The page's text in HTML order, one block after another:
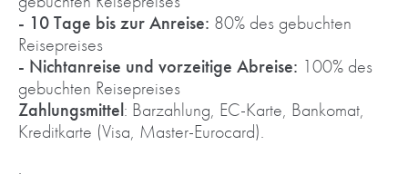
- 10 Tage bis zur Anreise: 80% des gebuchten
Reisepreises
- Nichtanreise und vorzeitige Abreise: 100% des
gebuchten Reisepreises
Zahlungsmittel: Barzahlung, EC-Karte, Bankomat,
Kreditkarte (Visa, Master-Eurocard).
.